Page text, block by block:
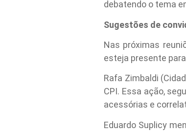
debatendo o tema
Sugestões de
Nas próximas
esteja presente
Rafa Zimbaldi
CPI. Essa ação,
acessórias e
Eduardo Suplicy